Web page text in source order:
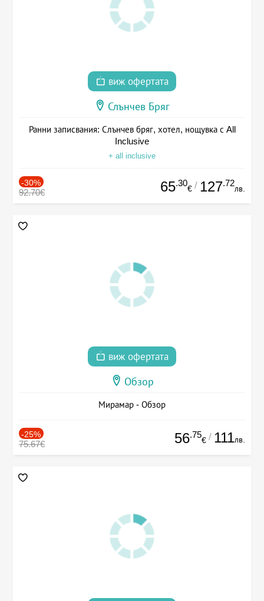
виж офертата
Слънчев Бряг
Ранни записвания: Слънчев бряг, хотел, нощувка с All
Inclusive
+ all inclusive
-30%
92.70€ 65.30
€ / 127.72
лв.
виж офертата
Обзор
Мирамар - Обзор
-25%
75.67€ 56.75
€ / 111лв.